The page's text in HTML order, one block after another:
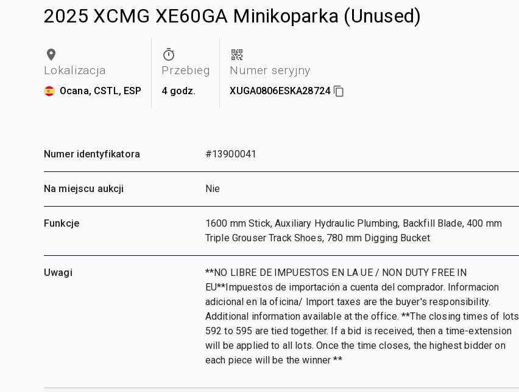
2025 XCMG XE60GA Minikoparka (Unused)
Lokalizacja
Ocana, CSTL, ESP
Przebieg
4 godz.
Numer seryjny
XUGA0806ESKA28724
Numer identyfikatora #13900041
Na miejscu aukcji Nie
Funkcje
1600 mm Stick, Auxiliary Hydraulic Plumbing, Backfill Blade, 400 mm
Triple Grouser Track Shoes, 780 mm Digging Bucket
Uwagi
**NO LIBRE DE IMPUESTOS EN LA UE / NON DUTY FREE IN
EU**Impuestos de importación a cuenta del comprador. Informacion
adicional en la oficina/ Import taxes are the buyer's responsibility.
Additional information available at the office. **The closing times of lots
592 to 595 are tied together. If a bid is received, then a time-extension
will be applied to all lots. Once the time closes, the highest bidder on
each piece will be the winner **